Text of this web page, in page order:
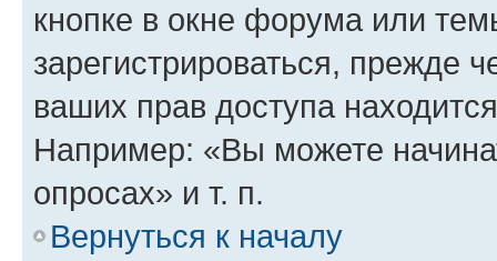
кнопке в окне форума или
зарегистрироваться, прежде
ваших прав доступа
Например: «Вы можете
опросах» и т. п.
Вернуться к началу